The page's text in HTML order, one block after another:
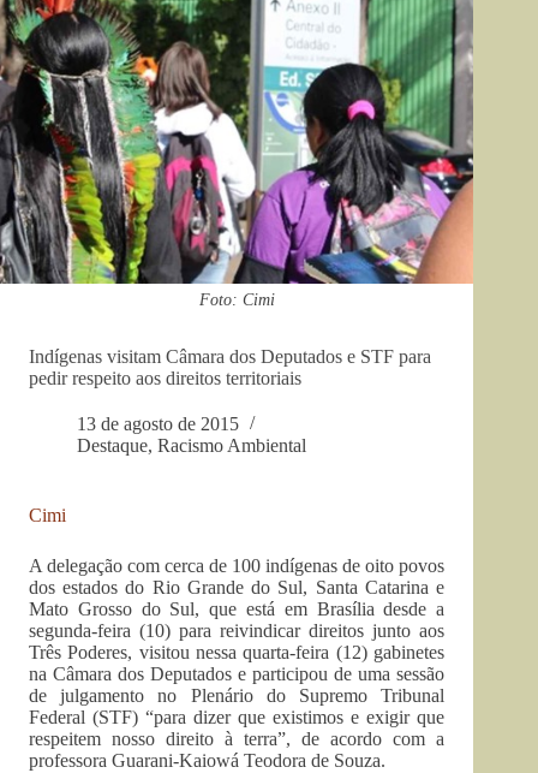
Foto: Cimi
Indígenas visitam Câmara dos Deputados e STF para
pedir respeito aos direitos territoriais
13 de agosto de 2015
Destaque, Racismo Ambiental
Cimi
A delegação com cerca de 100 indígenas de oito povos
dos estados do Rio Grande do Sul, Santa Catarina e
Mato Grosso do Sul, que está em Brasília desde a
segunda-feira (10) para reivindicar direitos junto aos
Três Poderes, visitou nessa quarta-feira (12) gabinetes
na Câmara dos Deputados e participou de uma sessão
de julgamento no Plenário do Supremo Tribunal
Federal (STF) “para dizer que existimos e exigir que
respeitem nosso direito à terra”, de acordo com a
professora Guarani-Kaiowá Teodora de Souza.